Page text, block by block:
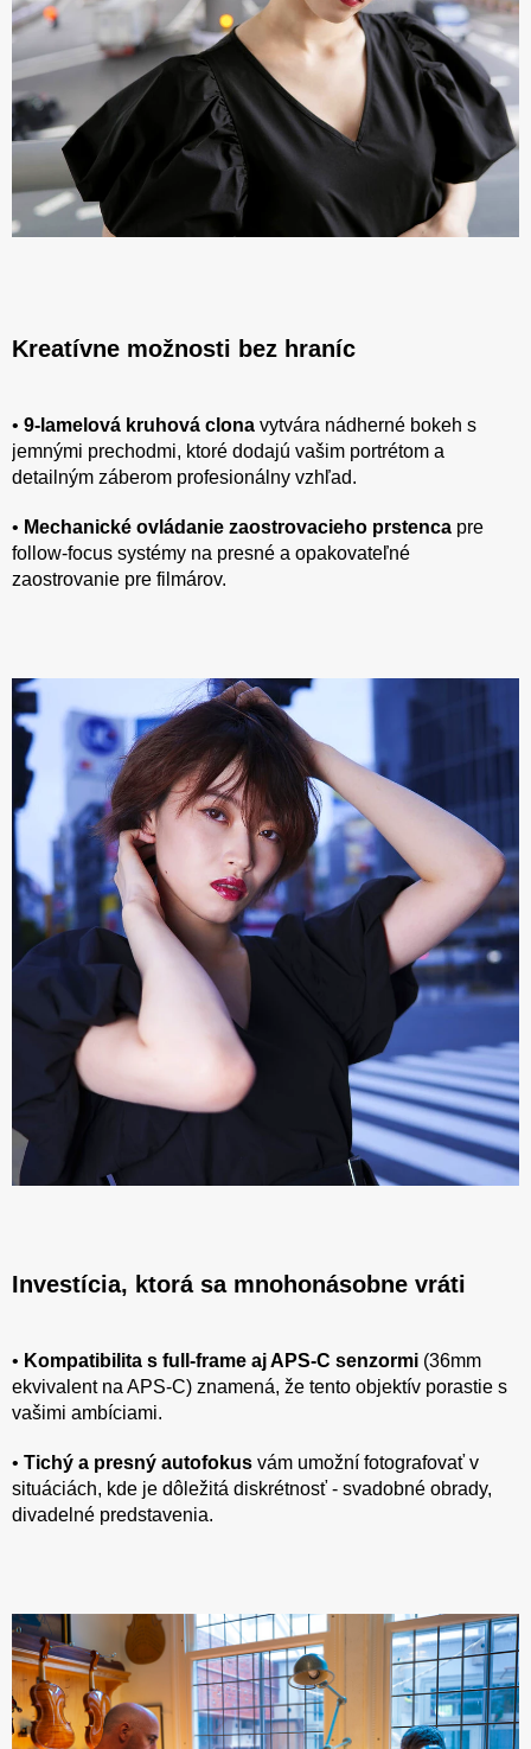
Kreatívne možnosti bez hraníc
• 9-lamelová kruhová clona vytvára nádherné bokeh s
jemnými prechodmi, ktoré dodajú vašim portrétom a
detailným záberom profesionálny vzhľad.
• Mechanické ovládanie zaostrovacieho prstenca pre
follow-focus systémy na presné a opakovateľné
zaostrovanie pre filmárov.
Investícia, ktorá sa mnohonásobne vráti
• Kompatibilita s full-frame aj APS-C senzormi (36mm
ekvivalent na APS-C) znamená, že tento objektív porastie s
vašimi ambíciami.
• Tichý a presný autofokus vám umožní fotografovať v
situáciách, kde je dôležitá diskrétnosť - svadobné obrady,
divadelné predstavenia.